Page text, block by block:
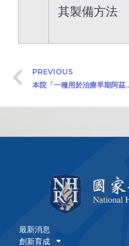
其製備方法
PREVIOUS
本院「一種用於治療早期阿茲海
最新消息
創新育成